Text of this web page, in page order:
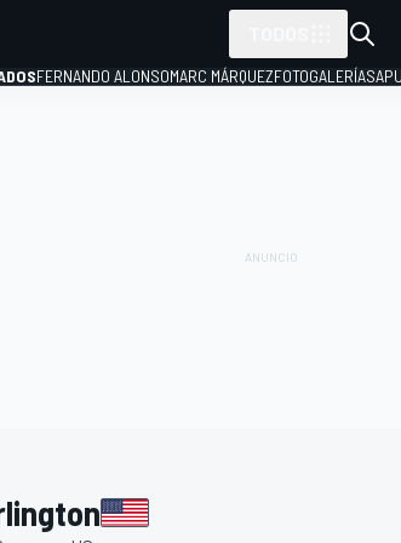
FERNANDO ALONSOMARC MÁRQUEZFOTOGALERÍAS